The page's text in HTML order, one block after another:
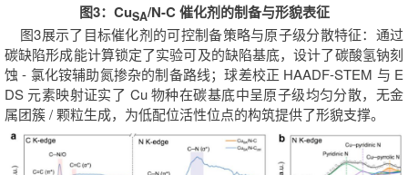
图3： CuSA/N-C 催化剂的制备与形貌表征
图3展示了目标催化剂的可控制备策略与原子级分散特征：通过
碳缺陷形成能计算锁定了实验可及的缺陷基底，设计了碳酸氢钠刻
蚀 - 氯化铵辅助氮掺杂的制备路线；球差校正 HAADF-STEM 与 E
DS 元素映射证实了 Cu 物种在碳基底中呈原子级均匀分散，无金
属团簇 / 颗粒生成，为低配位活性位点的构筑提供了形貌支撑。